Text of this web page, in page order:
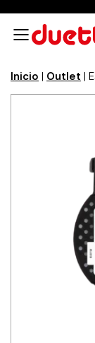
Inicio | Outlet |